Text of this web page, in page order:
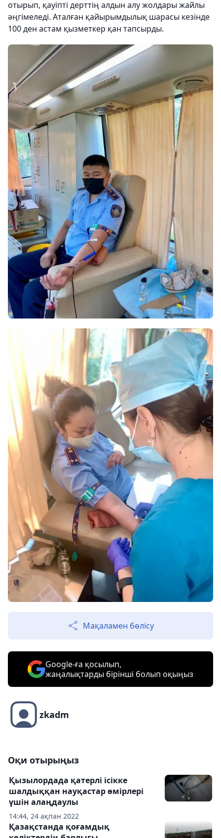
отырып, қауіпті дерттің алдын алу жолдары жайлы
әңгімеледі. Аталған қайырымдылық шарасы кезінде
100 ден астам қызметкер қан тапсырды.
Мақаламен бөлісу
Google-ға қосылып,
жаңалықтарды бірінші болып оқыңыз
zkadm
Оқи отырыңыз
14:44, 24 ақпан 2022
Қызылордада қатерлі ісікке
шалдыққан науқастар өмірлері
үшін алаңдаулы
Қазақстанда қоғамдық